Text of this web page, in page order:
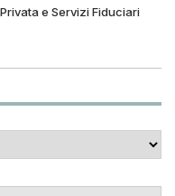
e Servizi Fiduciari